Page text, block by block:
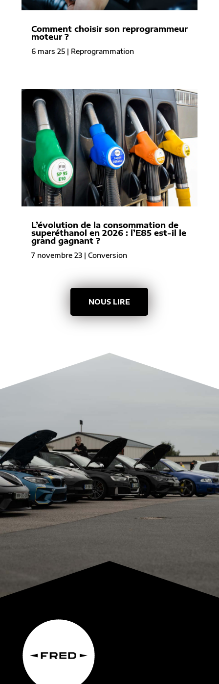
Comment choisir son reprogrammeur
moteur ?
6 mars 25| Reprogrammation
L’évolution de la consommation de
superéthanol en 2026 : l’E85 est-il le
grand gagnant ?
7 novembre 23| Conversion
NOUS LIRE